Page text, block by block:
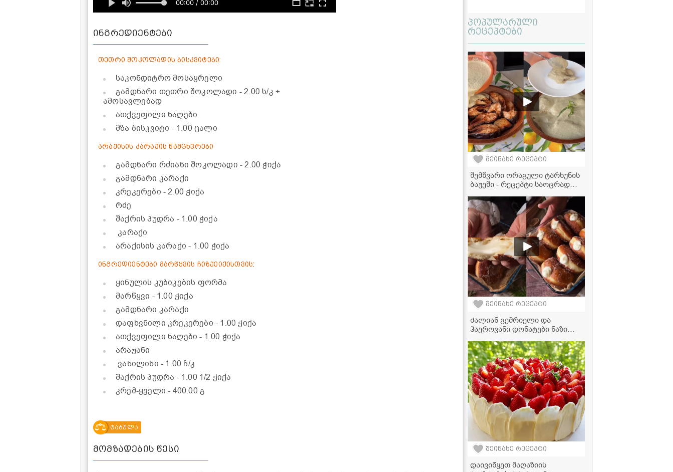
00:00 / 00:00
ინგრედიენტები
თეთრი შოკოლადის ბისკვიტები:
საკონდიტრო მოსაყრელი
გამდნარი თეთრი შოკოლადი - 2.00 ს/კ +
ამოსავლებად
ათქვეფილი ნაღები
მზა ბისკვიტი - 1.00 ცალი
არაქისის კარაქის ნამცხვრები
გამდნარი რძიანი შოკოლადი - 2.00 ჭიქა
გამდნარი კარაქი
კრეკერები - 2.00 ჭიქა
რძე
შაქრის პუდრა - 1.00 ჭიქა
კარაქი
არაქისის კარაქი- 1.00 ჭიქა
ინგრედიენტები მარწყვის ჩიზქეიქისთვის:
ყინულის კუბიკების ფორმა
მარწყვი - 1.00 ჭიქა
გამდნარი კარაქი
დაფხვნილი კრეკერები - 1.00 ჭიქა
ათქვეფილი ნაღები- 1.00 ჭიქა
არაჟანი
ვანილინი - 1.00 ჩ/კ
შაქრის პუდრა - 1.00 1/2 ჭიქა
კრემ-ყველი- 400.00 გ
ტაბულა
მომზადების წესი
პოპულარული
რეცეპტები
შეინახე რეცეპტი
შემწვარი ორაგული ტარხუნის
ბაჟეში - რეცეპტი საოცრად
შეინახე რეცეპტი
ძალიან გემრიელი და
ჰაეროვანი დონატები ნაზი
შეინახე რეცეპტი
დაივიწყეთ მაღაზიის